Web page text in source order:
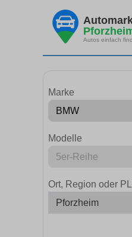
Autos einfach
Marke
Modelle
Ort, Region oder